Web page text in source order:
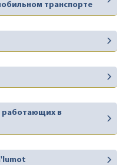
транспорте
работающих в